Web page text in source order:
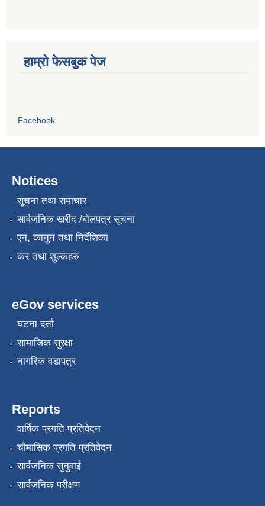
हाम्रो फेसबुक पेज
Facebook
Notices
सूचना तथा समाचार
सार्वजनिक खरीद /बोलपत्र सूचना
एन, कानुन तथा निर्देशिका
कर तथा शुल्कहरु
eGov services
घटना दर्ता
सामाजिक सुरक्षा
नागरिक वडापत्र
Reports
वार्षिक प्रगति प्रतिवेदन
चौमासिक प्रगति प्रतिवेदन
सार्वजनिक सुनुवाई
सार्वजनिक परीक्षण